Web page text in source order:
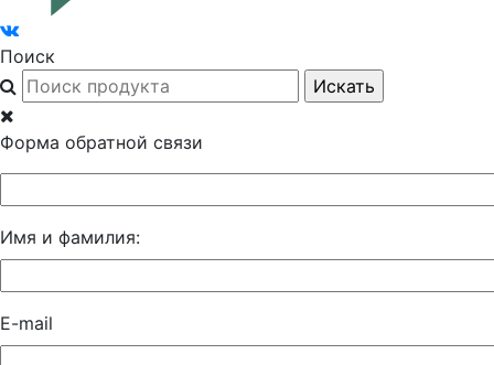
Поиск
Форма обратной связи
Имя и фамилия:
E-mail